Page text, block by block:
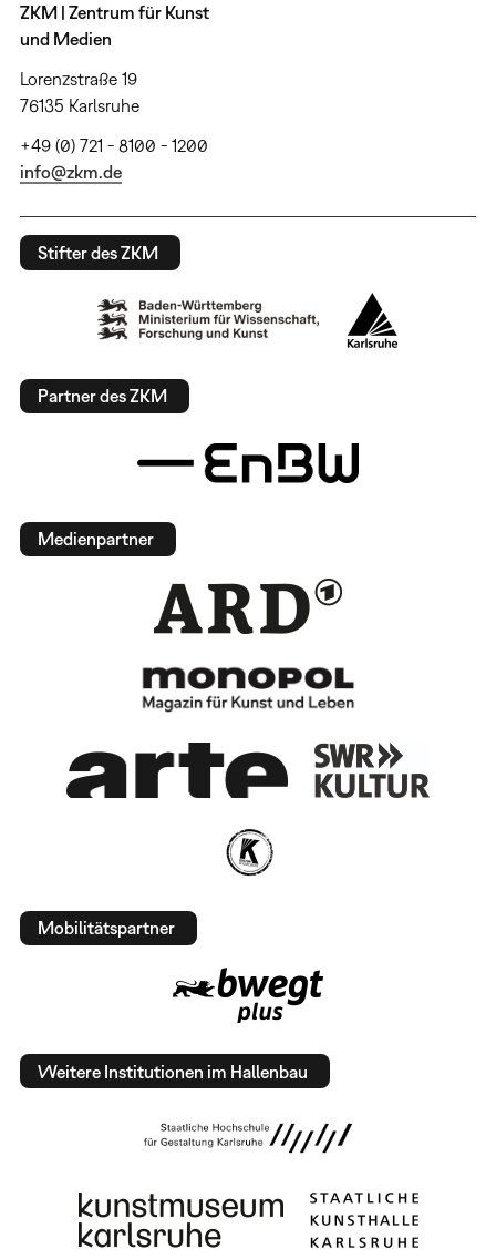
ZKM | Zentrum für Kunst
und Medien
Lorenzstraße 19
76135 Karlsruhe
+49 (0) 721 - 8100 - 1200
info@zkm.de
Stifter des ZKM
Partner des ZKM
Medienpartner
Mobilitätspartner
Weitere Institutionen im Hallenbau